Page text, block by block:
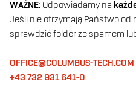
WAŻNE: Odpowiadamy na
Jeśli nie otrzymają Państwo od
sprawdzić folder ze spamem
OFFICE@COLUMBUS-TECH.COM
+43 732 931 641-0